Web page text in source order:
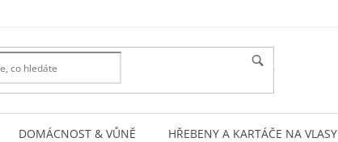
HLEDAT
DOMÁCNOST & VŮNĚ HŘEBENY A KARTÁČE NA VLASY